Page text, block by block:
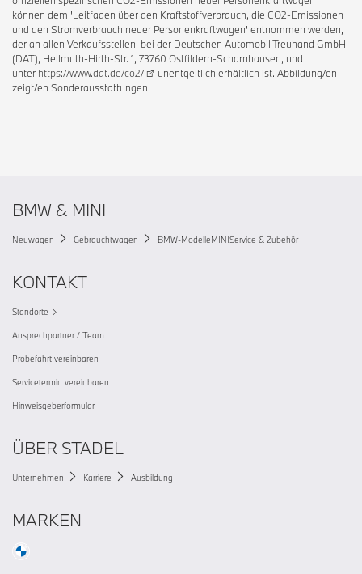
können dem 'Leitfaden über den Kraftstoffverbrauch, die CO2-Emissionen
und den Stromverbrauch neuer Personenkraftwagen' entnommen werden,
der an allen Verkaufsstellen, bei der Deutschen Automobil Treuhand GmbH
(DAT), Hellmuth-Hirth-Str. 1, 73760 Ostfildern-Scharnhausen, und
unter https://www.dat.de/co2/
unentgeltlich erhältlich ist. Abbildung/en
zeigt/en Sonderausstattungen.
BMW & MINI
Neuwagen Gebrauchtwagen BMW-ModelleMINIService & Zubehör
KONTAKT
Standorte
Ansprechpartner / Team
Probefahrt vereinbaren
Servicetermin vereinbaren
Hinweisgeberformular
ÜBER STADEL
Unternehmen Karriere Ausbildung
MARKEN